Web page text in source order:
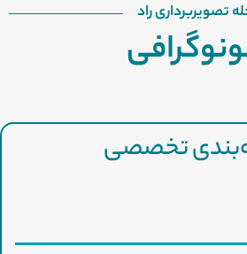
تصویربرداری راد
تخصصی